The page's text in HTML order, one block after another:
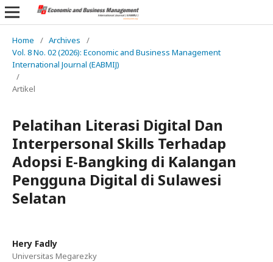
Home / Archives
/
Vol. 8 No. 02 (2026): Economic and Business Management
International Journal (EABMIJ)
/
Artikel
Pelatihan Literasi Digital Dan
Interpersonal Skills Terhadap
Adopsi E-Bangking di Kalangan
Pengguna Digital di Sulawesi
Selatan
Hery Fadly
Universitas Megarezky